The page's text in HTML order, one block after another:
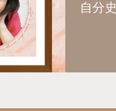
バースデ
や還暦のお祝い、お友達
様々なお祝いごとや節目
撮影もお受けしており
自分